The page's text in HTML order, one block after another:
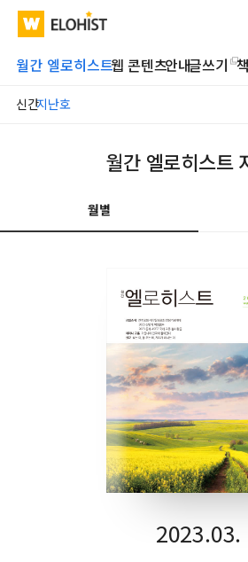
WATV Elohist-
Home
월간 엘로히스트웹 콘텐츠안내글쓰기
신간지난호
Submit
월간 엘로히스트
월별
2023.03.